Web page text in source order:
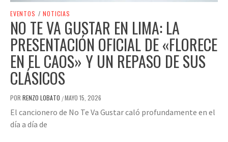
EVENTOS / NOTICIAS
NO TE VA GUSTAR EN LIMA: LA
PRESENTACIÓN OFICIAL DE «FLORECE
EN EL CAOS» Y UN REPASO DE SUS
CLÁSICOS
POR RENZO LOBATO /MAYO 15, 2026
El cancionero de No Te Va Gustar caló profundamente en el
día a día de